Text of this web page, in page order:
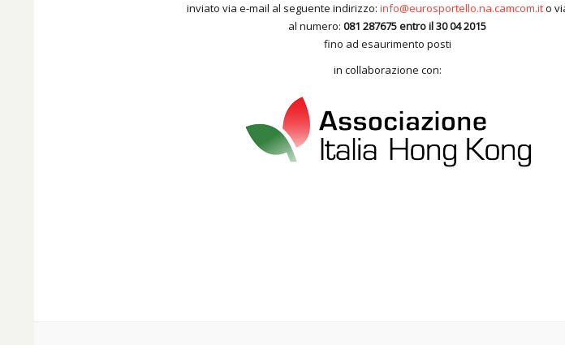
inviato via e-mail al seguente indirizzo: info@eurosportello.na.camcom.ito
al numero: 081 287675 entro il 30 04 2015
fino ad esaurimento posti
in collaborazione con: